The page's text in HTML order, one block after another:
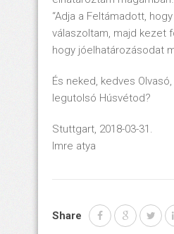
“Adja a Feltámadott,
válaszoltam, majd kezet
hogy jóelhatározásodat
És neked, kedves
legutolsó Húsvétod?
Stuttgart, 2018-03-31.
Imre atya
Share